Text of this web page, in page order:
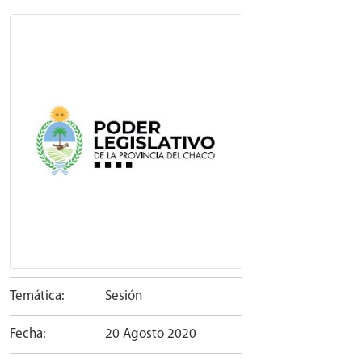
Temática: Sesión
Fecha: 20 Agosto 2020